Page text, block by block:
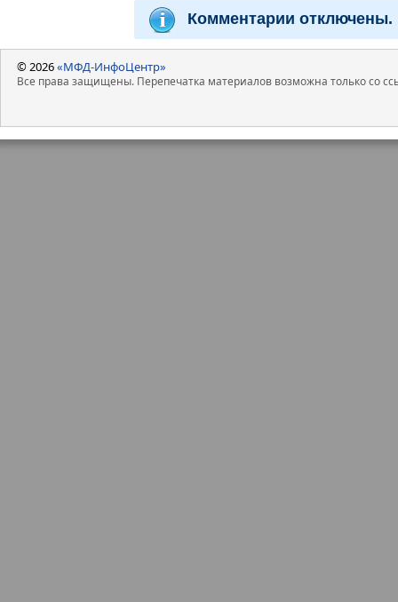
Комментарии отключены.
© 2026«МФД-ИнфоЦентр»
Все права защищены. Перепечатка материалов возможна только со